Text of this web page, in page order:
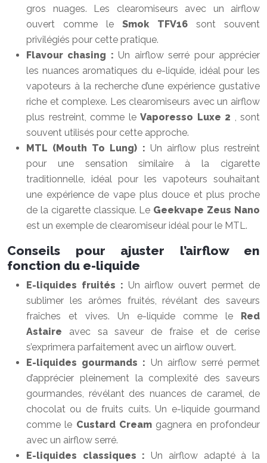
gros nuages. Les clearomiseurs avec un airflow
ouvert comme le Smok TFV16 sont souvent
privilégiés pour cette pratique.
Flavour chasing : Un airflow serré pour apprécier
les nuances aromatiques du e-liquide, idéal pour les
vapoteurs à la recherche d’une expérience gustative
riche et complexe. Les clearomiseurs avec un airflow
plus restreint, comme le Vaporesso Luxe 2 , sont
souvent utilisés pour cette approche.
MTL (Mouth To Lung) : Un airflow plus restreint
pour une sensation similaire à la cigarette
traditionnelle, idéal pour les vapoteurs souhaitant
une expérience de vape plus douce et plus proche
de la cigarette classique. Le Geekvape Zeus Nano
est un exemple de clearomiseur idéal pour le MTL.
Conseils pour ajuster l’airflow en
fonction du e-liquide
E-liquides fruités : Un airflow ouvert permet de
sublimer les arômes fruités, révélant des saveurs
fraîches et vives. Un e-liquide comme le Red
Astaire avec sa saveur de fraise et de cerise
s’exprimera parfaitement avec un airflow ouvert.
E-liquides gourmands : Un airflow serré permet
d’apprécier pleinement la complexité des saveurs
gourmandes, révélant des nuances de caramel, de
chocolat ou de fruits cuits. Un e-liquide gourmand
comme le Custard Cream gagnera en profondeur
avec un airflow serré.
E-liquides classiques : Un airflow adapté à la